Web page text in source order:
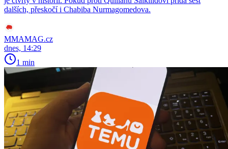
dalších, přeskočí i Chabiba Nurmagomedova.
MMAMAG.cz
dnes, 14:29
1 min